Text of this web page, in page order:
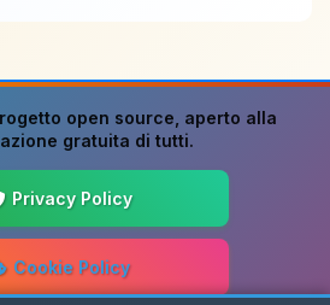
open source , aperto alla
gratuita di tutti.
Privacy Policy
Cookie Policy